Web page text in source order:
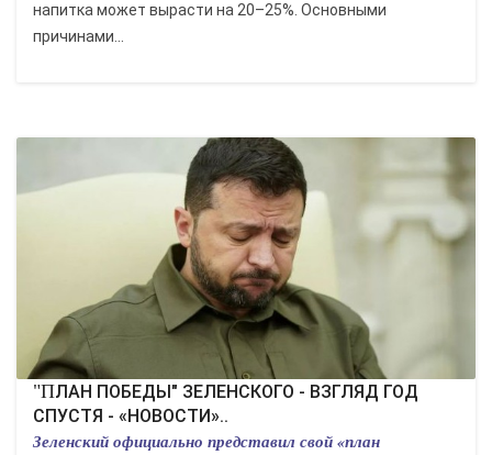
напитка может вырасти на 20–25%. Основными
причинами...
"ПЛАН ПОБЕДЫ" ЗЕЛЕНСКОГО - ВЗГЛЯД ГОД
СПУСТЯ - «НОВОСТИ»..
Зеленский официально представил свой «план